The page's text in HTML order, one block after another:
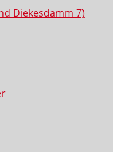
Diekesdamm 7)